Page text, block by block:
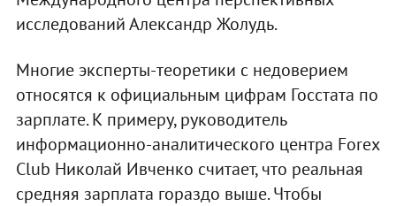
исследований Александр Жолудь.
Многие эксперты-теоретики с недоверием
относятся к официальным цифрам Госстата по
зарплате. К примеру, руководитель
информационно-аналитического центра Forex
Club Николай Ивченко считает, что реальная
средняя зарплата гораздо выше. Чтобы